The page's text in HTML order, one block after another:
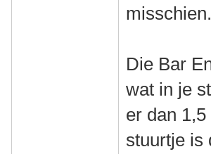
misschien.
Die Bar
wat in je
er dan
stuurtje is